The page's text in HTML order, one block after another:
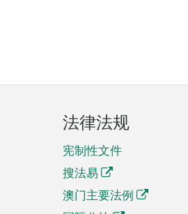
法律法规
宪制性文件
搜法易
澳门主要法例